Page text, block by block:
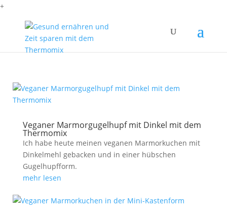
+
Veganer Marmorgugelhupf mit Dinkel mit dem
Thermomix
Ich habe heute meinen veganen Marmorkuchen mit
Dinkelmehl gebacken und in einer hübschen
Gugelhupfform.
mehr lesen